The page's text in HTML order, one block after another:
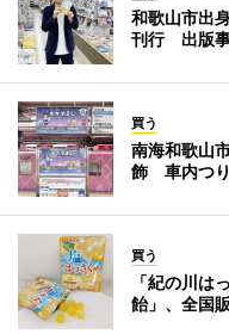
和歌山市出
刊行 出版
買う
南海和歌山
飾 車内つ
買う
「紀の川は
飴」、全国